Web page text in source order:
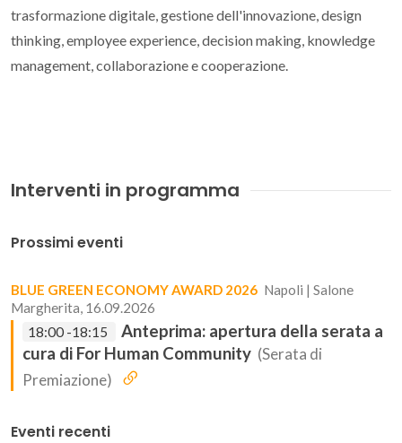
trasformazione digitale, gestione dell'innovazione, design
thinking, employee experience, decision making, knowledge
management, collaborazione e cooperazione.
Interventi in programma
Prossimi eventi
BLUE GREEN ECONOMY AWARD 2026 Napoli | Salone
Margherita, 16.09.2026
18:00 -18:15
Anteprima: apertura della serata a
cura di For Human Community (Serata di
Premiazione)
Eventi recenti